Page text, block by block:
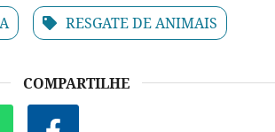
RESGATE DE ANIMAIS
COMPARTILHE